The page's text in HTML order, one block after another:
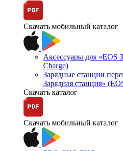
Скачать мобильный каталог
Аксессуары для «EOS
Charge)
Зарядные станции
Зарядная станция»
Скачать каталог
Скачать мобильный каталог